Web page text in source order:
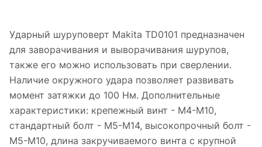
Ударный шуруповерт Makita TD0101 предназначен
для заворачивания и выворачивания шурупов,
также его можно использовать при сверлении.
Наличие окружного удара позволяет развивать
момент затяжки до 100 Нм. Дополнительные
характеристики: крепежный винт - М4-М10,
стандартный болт - М5-М14, высокопрочный болт -
М5-М10, длина закручиваемого винта с крупной